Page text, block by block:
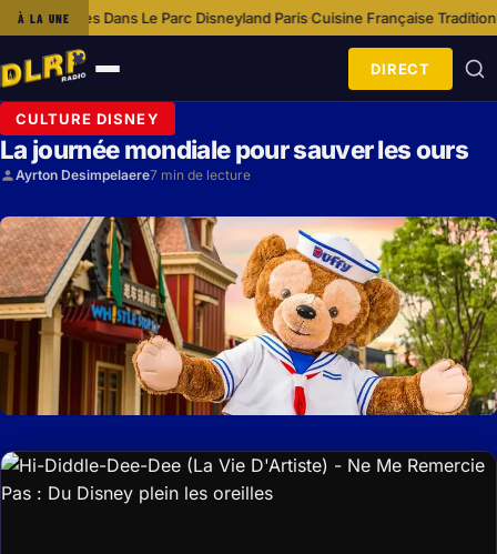
À LA UNE
Le Parc Disneyland Paris·Cuisine Française Traditionnelle À
Ouvrir
le
menu
DIRECT
CULTURE DISNEY
La journée mondiale pour sauver les ours
Ayrton Desimpelaere7 min de lecture